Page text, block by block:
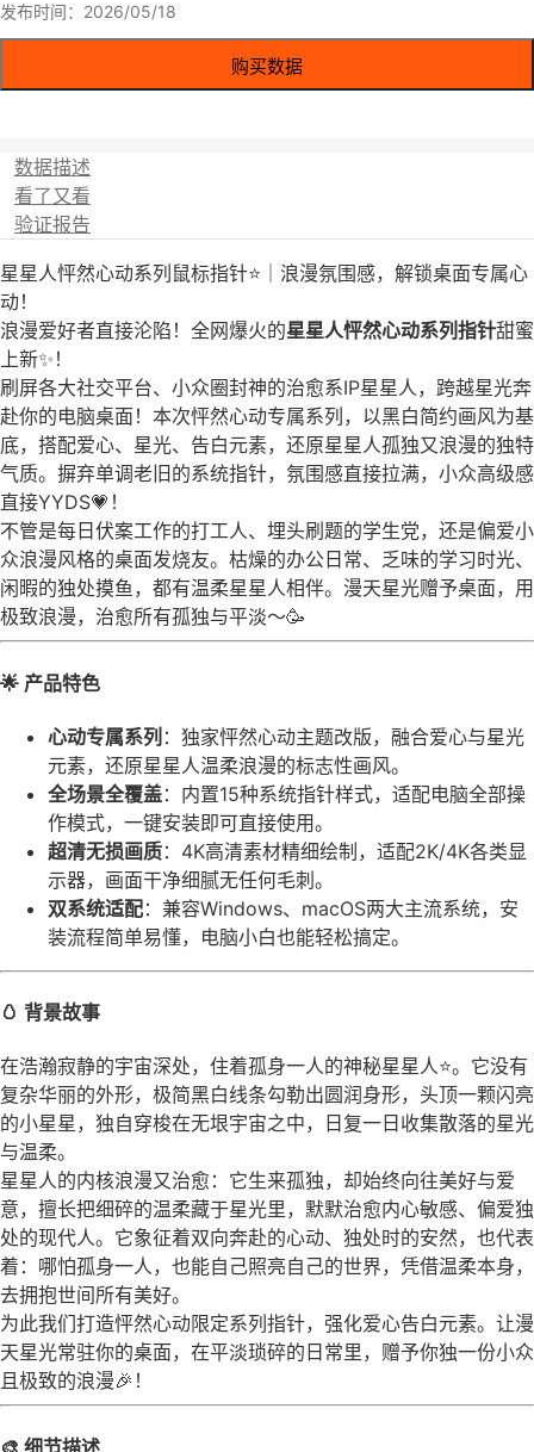
发布时间：2026/05/18
购买数据
数据描述
看了又看
验证报告
星星人怦然心动系列鼠标指针⭐｜浪漫氛围感，解锁桌面专属心
动！
浪漫爱好者直接沦陷！全网爆火的星星人怦然心动系列指针甜蜜
上新✨！
刷屏各大社交平台、小众圈封神的治愈系IP星星人，跨越星光奔
赴你的电脑桌面！本次怦然心动专属系列，以黑白简约画风为基
底，搭配爱心、星光、告白元素，还原星星人孤独又浪漫的独特
气质。摒弃单调老旧的系统指针，氛围感直接拉满，小众高级感
直接YYDS💗！
不管是每日伏案工作的打工人、埋头刷题的学生党，还是偏爱小
众浪漫风格的桌面发烧友。枯燥的办公日常、乏味的学习时光、
闲暇的独处摸鱼，都有温柔星星人相伴。漫天星光赠予桌面，用
极致浪漫，治愈所有孤独与平淡～🥳
🌟 产品特色
心动专属系列 ：独家怦然心动主题改版，融合爱心与星光
元素，还原星星人温柔浪漫的标志性画风。
全场景全覆盖：内置15种系统指针样式，适配电脑全部操
作模式，一键安装即可直接使用。
超清无损画质：4K高清素材精细绘制，适配2K/4K各类显
示器，画面干净细腻无任何毛刺。
双系统适配：兼容Windows、macOS两大主流系统，安
装流程简单易懂，电脑小白也能轻松搞定。
🥚 背景故事
在浩瀚寂静的宇宙深处，住着孤身一人的神秘星星人⭐。它没有
复杂华丽的外形，极简黑白线条勾勒出圆润身形，头顶一颗闪亮
的小星星，独自穿梭在无垠宇宙之中，日复一日收集散落的星光
与温柔。
星星人的内核浪漫又治愈：它生来孤独，却始终向往美好与爱
意，擅长把细碎的温柔藏于星光里，默默治愈内心敏感、偏爱独
处的现代人。它象征着双向奔赴的心动、独处时的安然，也代表
着：哪怕孤身一人，也能自己照亮自己的世界，凭借温柔本身，
去拥抱世间所有美好。
为此我们打造怦然心动限定系列指针，强化爱心告白元素。让漫
天星光常驻你的桌面，在平淡琐碎的日常里，赠予你独一份小众
且极致的浪漫🎉！
🎨 细节描述